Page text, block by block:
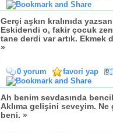
Gerçi aşkın kralınıda
Eskidendi o, fakir çocuk
tane derdi var artık. Ekmek
»
0 yorum favori yap
Ah benim sevdasında
Aklıma gelişini seveyim.
beni. »